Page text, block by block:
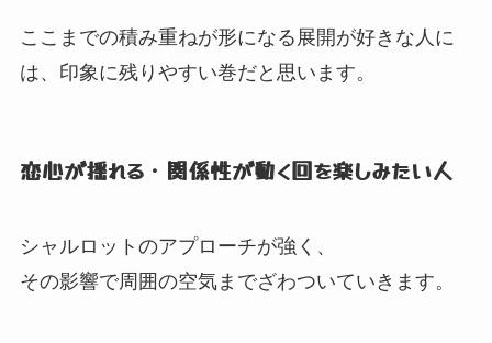
ここまでの積み重ねが形になる展開が好きな人に
は、 印象に残りやすい巻だと思います。
恋心が揺れる・関係性が動く回を楽しみたい人
シャルロットのアプローチが強く、
その影響で周囲の空気までざわついていきます。